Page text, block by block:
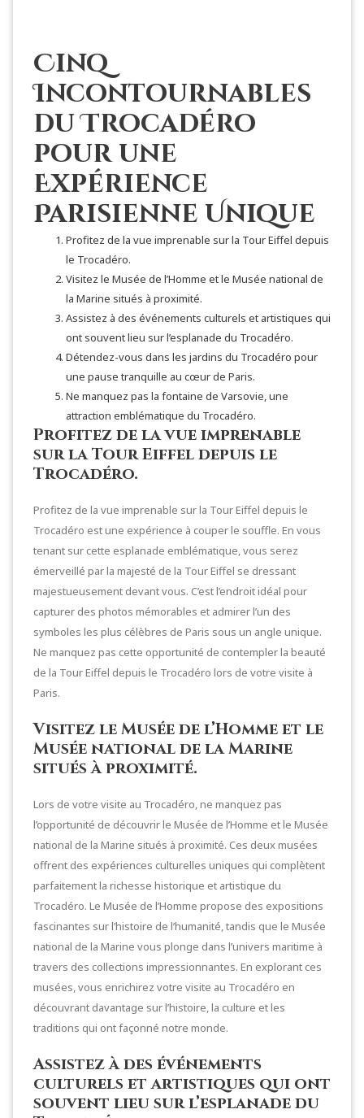
Cinq
Incontournables
du Trocadéro
pour une
Expérience
Parisienne Unique
Profitez de la vue imprenable sur la Tour Eiffel depuis
le Trocadéro.
Visitez le Musée de l’Homme et le Musée national de
la Marine situés à proximité.
Assistez à des événements culturels et artistiques qui
ont souvent lieu sur l’esplanade du Trocadéro.
Détendez-vous dans les jardins du Trocadéro pour
une pause tranquille au cœur de Paris.
Ne manquez pas la fontaine de Varsovie, une
attraction emblématique du Trocadéro.
Profitez de la vue imprenable
sur la Tour Eiffel depuis le
Trocadéro.
Profitez de la vue imprenable sur la Tour Eiffel depuis le
Trocadéro est une expérience à couper le souffle. En vous
tenant sur cette esplanade emblématique, vous serez
émerveillé par la majesté de la Tour Eiffel se dressant
majestueusement devant vous. C’est l’endroit idéal pour
capturer des photos mémorables et admirer l’un des
symboles les plus célèbres de Paris sous un angle unique.
Ne manquez pas cette opportunité de contempler la beauté
de la Tour Eiffel depuis le Trocadéro lors de votre visite à
Paris.
Visitez le Musée de l’Homme et le
Musée national de la Marine
situés à proximité.
Lors de votre visite au Trocadéro, ne manquez pas
l’opportunité de découvrir le Musée de l’Homme et le Musée
national de la Marine situés à proximité. Ces deux musées
offrent des expériences culturelles uniques qui complètent
parfaitement la richesse historique et artistique du
Trocadéro. Le Musée de l’Homme propose des expositions
fascinantes sur l’histoire de l’humanité, tandis que le Musée
national de la Marine vous plonge dans l’univers maritime à
travers des collections impressionnantes. En explorant ces
musées, vous enrichirez votre visite au Trocadéro en
découvrant davantage sur l’histoire, la culture et les
traditions qui ont façonné notre monde.
Assistez à des événements
culturels et artistiques qui ont
souvent lieu sur l’esplanade du